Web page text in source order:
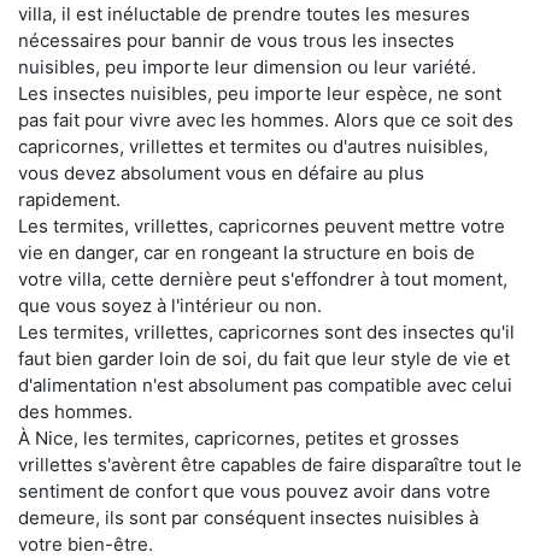
villa, il est inéluctable de prendre toutes les mesures
nécessaires pour bannir de vous trous les insectes
nuisibles, peu importe leur dimension ou leur variété.
Les insectes nuisibles, peu importe leur espèce, ne sont
pas fait pour vivre avec les hommes. Alors que ce soit des
capricornes, vrillettes et termites ou d'autres nuisibles,
vous devez absolument vous en défaire au plus
rapidement.
Les termites, vrillettes, capricornes peuvent mettre votre
vie en danger, car en rongeant la structure en bois de
votre villa, cette dernière peut s'effondrer à tout moment,
que vous soyez à l'intérieur ou non.
Les termites, vrillettes, capricornes sont des insectes qu'il
faut bien garder loin de soi, du fait que leur style de vie et
d'alimentation n'est absolument pas compatible avec celui
des hommes.
À Nice, les termites, capricornes, petites et grosses
vrillettes s'avèrent être capables de faire disparaître tout le
sentiment de confort que vous pouvez avoir dans votre
demeure, ils sont par conséquent insectes nuisibles à
votre bien-être.